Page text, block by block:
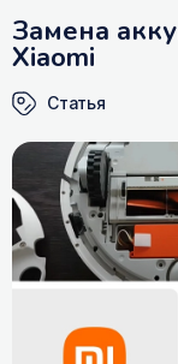
Замена
Xiaomi
Статья